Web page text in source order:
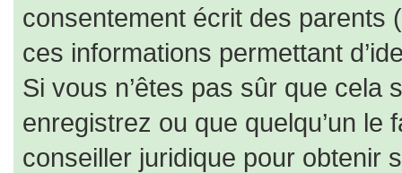
consentement écrit des parents
ces informations permettant
Si vous n’êtes pas sûr que cela
enregistrez ou que quelqu’un
conseiller juridique pour obtenir